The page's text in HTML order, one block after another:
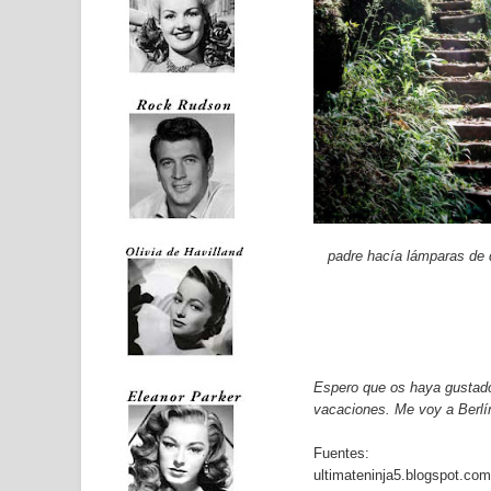
padre hacía lámparas de
Espero que os haya
vacaciones. Me voy a
Fuentes:
ultimateninja5.blogspot.com